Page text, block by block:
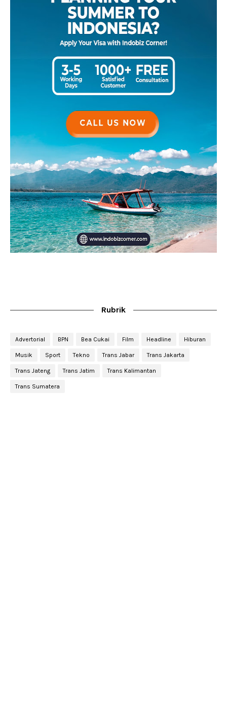
Rubrik
Advertorial BPN Bea Cukai Film Headline Hiburan
Musik Sport Tekno Trans Jabar Trans Jakarta
Trans Jateng Trans Jatim Trans Kalimantan
Trans Sumatera